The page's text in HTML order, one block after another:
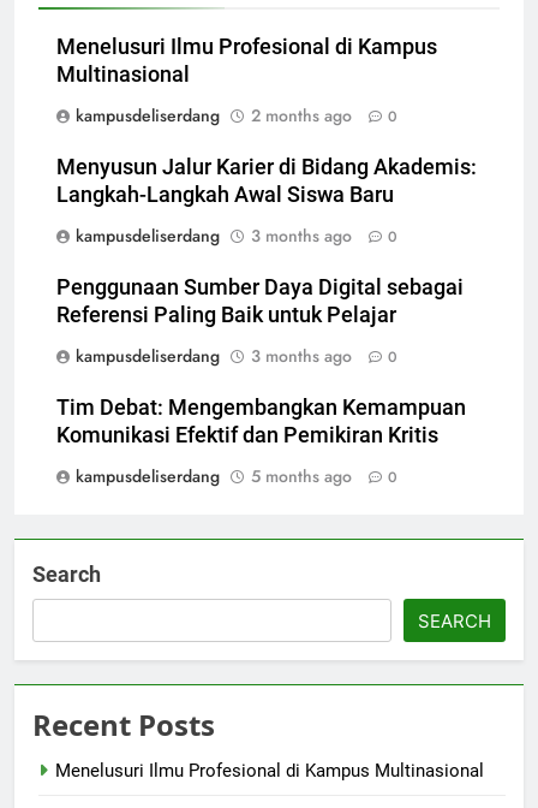
Menelusuri Ilmu Profesional di Kampus
Multinasional
kampusdeliserdang
2 months ago 0
Menyusun Jalur Karier di Bidang Akademis:
Langkah-Langkah Awal Siswa Baru
kampusdeliserdang
3 months ago 0
Penggunaan Sumber Daya Digital sebagai
Referensi Paling Baik untuk Pelajar
kampusdeliserdang
3 months ago 0
Tim Debat: Mengembangkan Kemampuan
Komunikasi Efektif dan Pemikiran Kritis
kampusdeliserdang
5 months ago 0
Search
SEARCH
Recent Posts
Menelusuri Ilmu Profesional di Kampus Multinasional